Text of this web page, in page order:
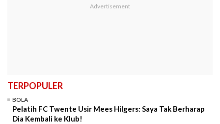
TERPOPULER
BOLA
Pelatih FC Twente Usir Mees Hilgers: Saya Tak Berharap
Dia Kembali ke Klub!